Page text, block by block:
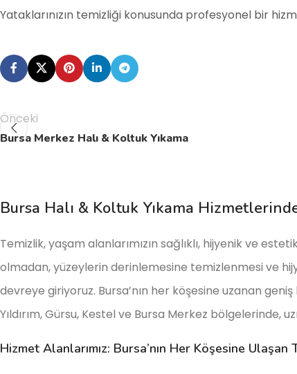
Yataklarınızın temizliği konusunda profesyonel bir
Önceki
Bursa Merkez Halı & Koltuk Yıkama
Bursa Halı & Koltuk Yıkama
Temizlik, yaşam alanlarımızın sağlıklı, hijyenik ve
olmadan, yüzeylerin derinlemesine temizlenmesi ve
devreye giriyoruz. Bursa’nın her köşesine uzanan
Yıldırım, Gürsu, Kestel ve Bursa Merkez
Hizmet Alanlarımız: Bursa’nın Her Köşesine Ulaşan